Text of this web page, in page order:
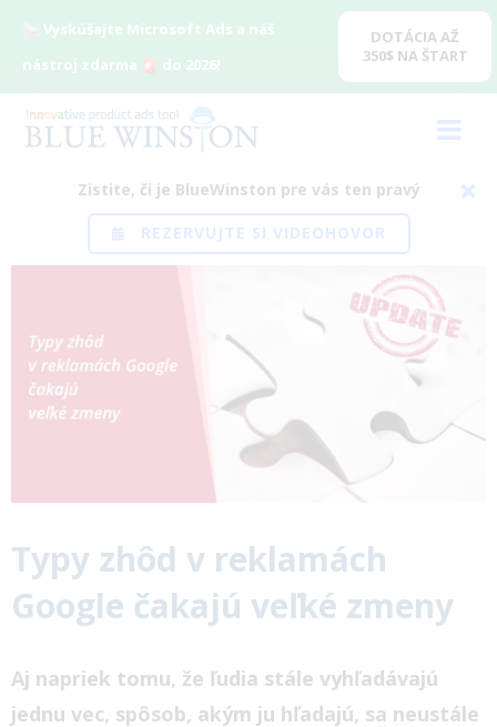
Vyskúšajte Microsoft Ads a náš
nástroj zdarma
do 2026!
DOTÁCIA AŽ
350$ NA ŠTART
Zistite, či je BlueWinston pre vás ten pravý
REZERVUJTE SI VIDEOHOVOR
Domov / Blog / Google Ads,Novinky
Typy zhôd v reklamách
Google čakajú veľké zmeny
View
Typy zhôd v reklamách
Google čakajú veľké zmeny
Aj napriek tomu, že ľudia stále vyhľadávajú
jednu vec, spôsob, akým ju hľadajú, sa neustále